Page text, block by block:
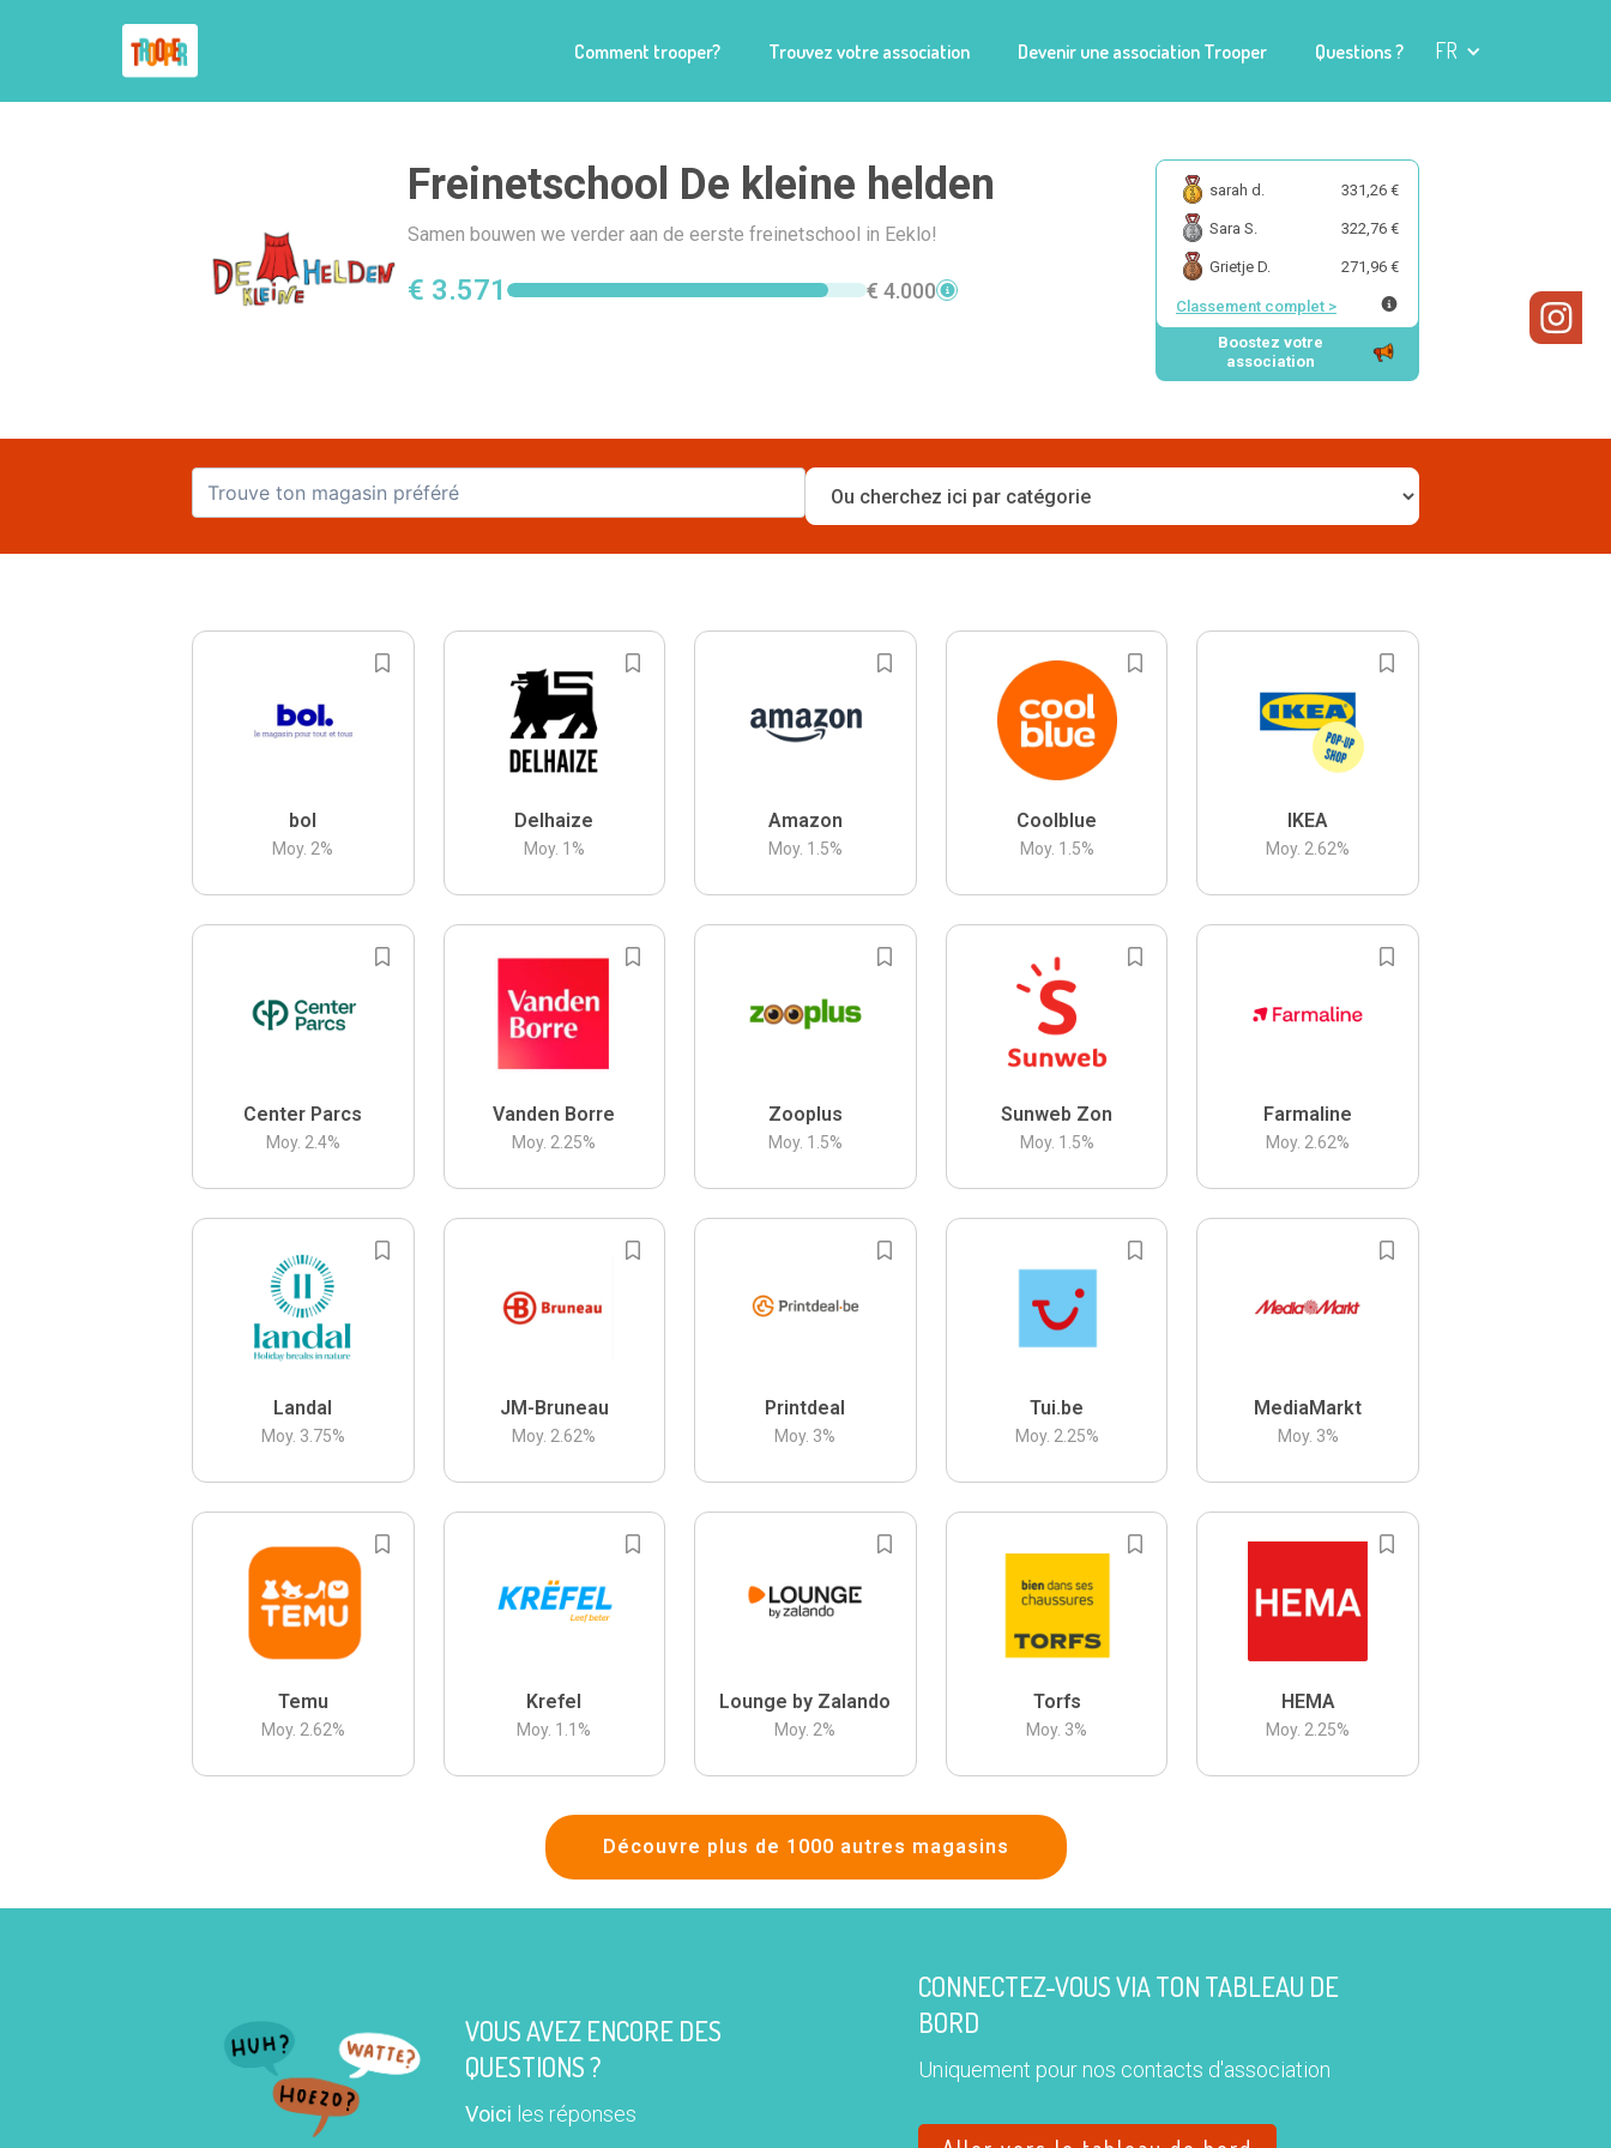
Comment trooper? Trouvez votre association Devenir une association Trooper Questions ? FR
Freinetschool De kleine helden
Samen bouwen we verder aan de eerste freinetschool in Eeklo!
€ 3.571 € 4.000
sarah d. 331,26 €
Sara S. 322,76 €
Grietje D. 271,96 €
Classement complet >
Boostez votre
association
bol
Moy. 2%
Delhaize
Moy. 1 %
Amazon
Moy. 1.5%
Coolblue
Moy. 1.5%
IKEA
Moy. 2.62%
Center Parcs
Moy. 2.4%
Vanden Borre
Moy. 2.25%
Zooplus
Moy. 1.5%
Sunweb Zon
Moy. 1.5%
Farmaline
Moy. 2.62%
Landal
Moy. 3.75%
JM-Bruneau
Moy. 2.62%
Printdeal
Moy. 3%
Tui.be
Moy. 2.25%
MediaMarkt
Moy. 3%
Temu
Moy. 2.62%
Krefel
Moy. 1.1 %
Lounge by Zalando
Moy. 2%
Torfs
Moy. 3%
HEMA
Moy. 2.25%
Découvre plus de 1000 autres magasins
VOUS AVEZ ENCORE DES
QUESTIONS ?
Voici les réponses
CONNECTEZ-VOUS VIA TON TABLEAU DE
BORD
Uniquement pour nos contacts d'association